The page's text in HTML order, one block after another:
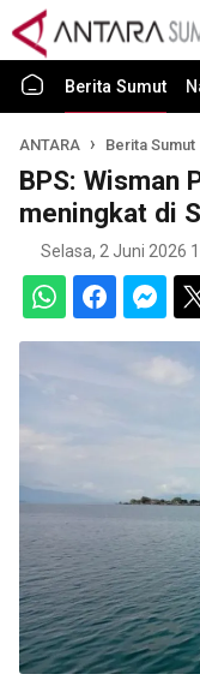
Berita Sumut
ANTARA Berita Sumut
BPS: Wisman
meningkat di
Selasa, 2 Juni 2026